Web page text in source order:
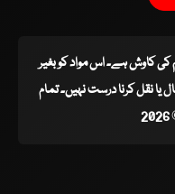
کی کاوش ہے۔ اس مواد کو بغیر
نقل کرنا درست نہیں۔ تمام